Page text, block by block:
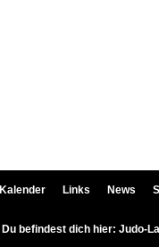
Kalender Links News
Du befindest dich hier: Judo-